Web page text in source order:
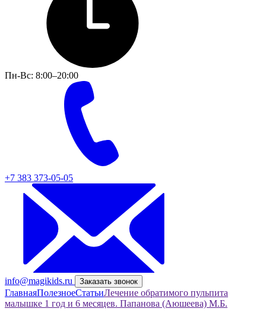
Пн-Вс: 8:00–20:00
+7 383 373-05-05
info@magikids.ru Заказать звонок
ГлавнаяПолезноеСтатьиЛечение обратимого пульпита
малышке 1 год и 6 месяцев. Папанова (Аюшеева) М.Б.